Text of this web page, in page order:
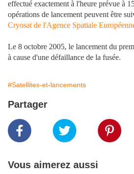
effectué exactement à l'heure prévue à
opérations de lancement peuvent être
Cryosat de l'Agence Spatiale
Le 8 octobre 2005, le lancement du
à cause d'une défaillance de la fusée.
#Satellites-et-lancements
Partager
Vous aimerez aussi